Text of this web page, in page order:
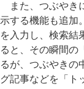
また、つぶやき
示する機能も追加
を入力し、検索結
ると、その瞬間の
るが、つぶやきの
グ記事などを「ト